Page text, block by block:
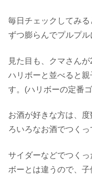
毎日チェックしてみ
ずつ膨らんでプルプル
見た目も、クマさん
ハリボーと並べると
す。(ハリボーの定番
お酒が好きな方は、
ろいろなお酒でつくっ
サイダーなどでつく
ボーとは違うので、子